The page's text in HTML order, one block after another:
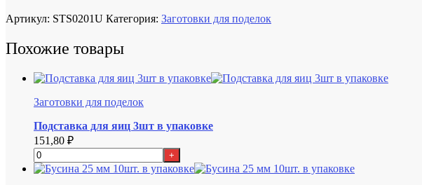
Артикул: STS0201U Категория: Заготовки для поделок
Похожие товары
Заготовки для поделок
Подставка для яиц 3шт в упаковке
151,80 ₽
+